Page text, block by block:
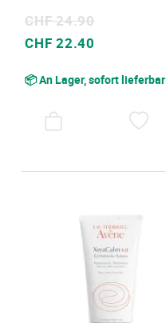
Sonderpreis
CHF 22.40
CHF 24.90
📦 An Lager, sofort lieferbar